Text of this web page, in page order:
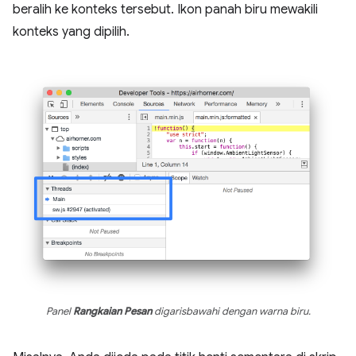
beralih ke konteks tersebut. Ikon panah biru mewakili
konteks yang dipilih.
PanelRangkaian Pesandigarisbawahi dengan warna biru.